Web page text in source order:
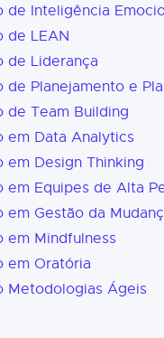
de Inteligência
de LEAN
de Liderança
de Planejamento e
de Team Building
em Data Analytics
em Design Thinking
em Equipes de Alta
em Gestão da
em Mindfulness
em Oratória
Metodologias Ágeis